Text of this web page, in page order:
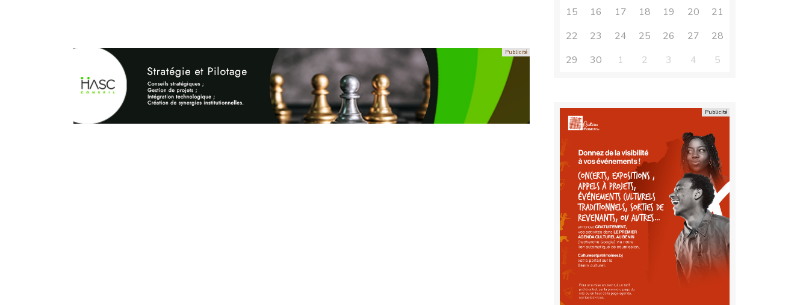
15
16 17 18 19 20
21
22
23 24 25 26 27
28
29
30 1 2 3 4 5